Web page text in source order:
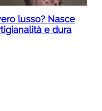
lusso? Nasce
e dura